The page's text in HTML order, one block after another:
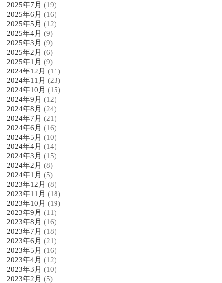
2025年7月 (19)
2025年6月 (16)
2025年5月 (12)
2025年4月 (9)
2025年3月 (9)
2025年2月 (6)
2025年1月 (9)
2024年12月 (11)
2024年11月 (23)
2024年10月 (15)
2024年9月 (12)
2024年8月 (24)
2024年7月 (21)
2024年6月 (16)
2024年5月 (10)
2024年4月 (14)
2024年3月 (15)
2024年2月 (8)
2024年1月 (5)
2023年12月 (8)
2023年11月 (18)
2023年10月 (19)
2023年9月 (11)
2023年8月 (16)
2023年7月 (18)
2023年6月 (21)
2023年5月 (16)
2023年4月 (12)
2023年3月 (10)
2023年2月 (5)